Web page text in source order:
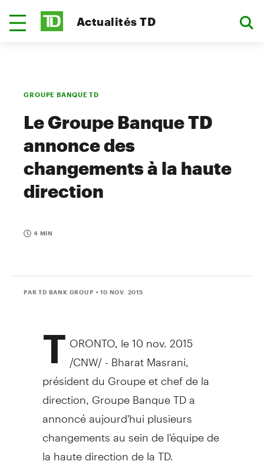
Actualités TD
GROUPE BANQUE TD
Le Groupe Banque TD
annonce des
changements à la haute
direction
4 MIN
PAR TD BANK GROUP • 10 NOV. 2015
T ORONTO , le10 nov. 2015
/CNW/ - Bharat Masrani,
président du Groupe et chef de la
direction, Groupe Banque TD a
annoncé aujourd'hui plusieurs
changements au sein de l'équipe de
la haute direction de la TD.